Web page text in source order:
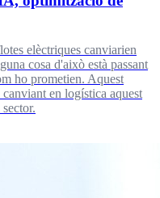
elèctriques canviarien
cosa d'això està passant
ho prometien. Aquest
en logística aquest